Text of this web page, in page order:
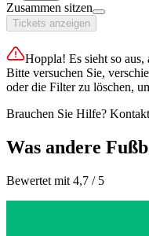
Zusammen sitzen
Tickets anzeigen
Hoppla! Es sieht so
Bitte versuchen Sie,
oder die Filter zu löschen,
Brauchen Sie Hilfe?
Was andere
Bewertet mit 4,7 / 5